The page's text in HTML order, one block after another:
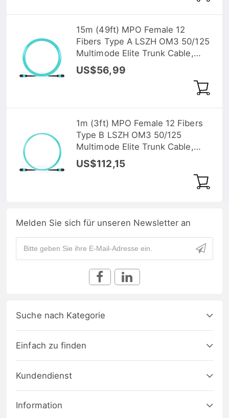
15m (49ft) MPO Female 12
Fibers Type A LSZH OM3 50/125
Multimode Elite Trunk Cable,
Aqua
US$56,99
1m (3ft) MPO Female 12 Fibers
Type B LSZH OM3 50/125
Multimode Elite Trunk Cable,
Aqua
US$112,15
Melden Sie sich für unseren Newsletter an
Suche nach Kategorie
Einfach zu finden
Kundendienst
Information